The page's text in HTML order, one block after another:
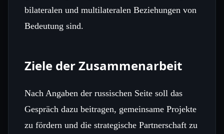
bilateralen und multilateralen Beziehungen von
Bedeutung sind.
Ziele der Zusammenarbeit
Nach Angaben der russischen Seite soll das
Gespräch dazu beitragen, gemeinsame Projekte
zu fördern und die strategische Partnerschaft zu